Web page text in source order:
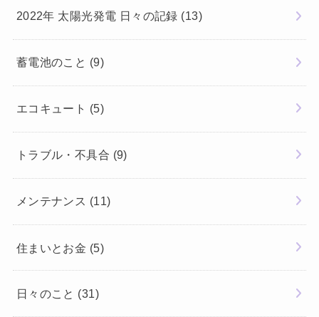
2022年 太陽光発電 日々の記録 (13)
蓄電池のこと (9)
エコキュート (5)
トラブル・不具合 (9)
メンテナンス (11)
住まいとお金 (5)
日々のこと (31)